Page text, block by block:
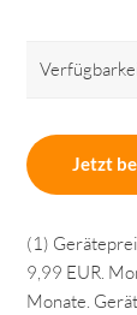
Jetzt
(1)
9,99 EUR.
Monate.